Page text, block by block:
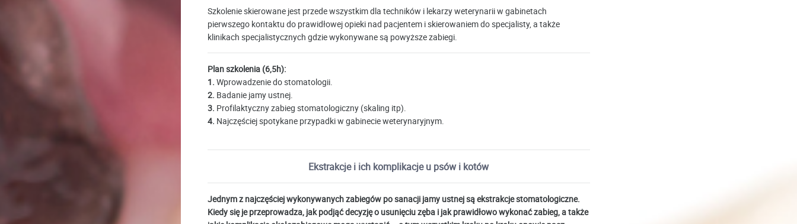
Szkolenie skierowane jest przede wszystkim dla techników i lekarzy weterynarii w gabinetach
pierwszego kontaktu do prawidłowej opieki nad pacjentem i skierowaniem do specjalisty, a także
klinikach specjalistycznych gdzie wykonywane są powyższe zabiegi.
Plan szkolenia (6,5h):
1. Wprowadzenie do stomatologii.
2. Badanie jamy ustnej.
3. Profilaktyczny zabieg stomatologiczny (skaling itp).
4. Najczęściej spotykane przypadki w gabinecie weterynaryjnym.
Ekstrakcje i ich komplikacje u psów i kotów
Jednym z najczęściej wykonywanych zabiegów po sanacji jamy ustnej są ekstrakcje stomatologiczne.
Kiedy się je przeprowadza, jak podjąć decyzję o usunięciu zęba i jak prawidłowo wykonać zabieg, a także